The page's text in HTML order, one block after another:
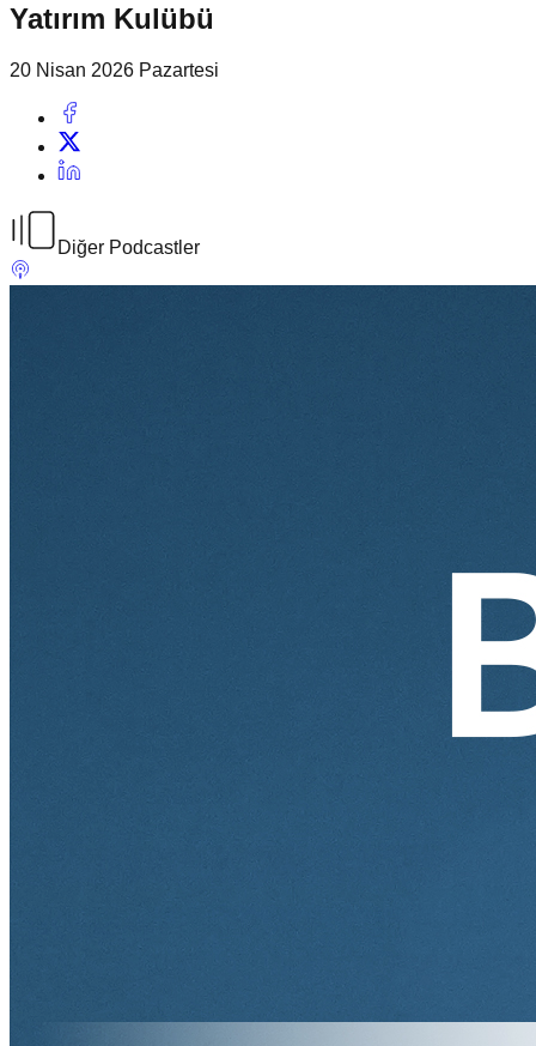
Yatırım Kulübü
20 Nisan 2026 Pazartesi
Diğer Podcastler